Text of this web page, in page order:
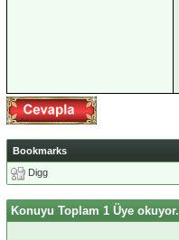
Bookmarks
Digg
Konuyu Toplam 1 Üye okuyor.